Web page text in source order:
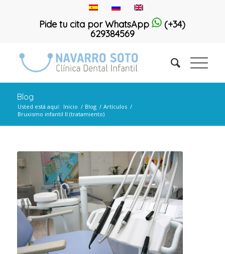
Pide tu cita por WhatsApp
(+34)
629384569
Blog
Usted está aquí: Inicio / Blog / Artículos /
Bruxismo infantil II (tratamiento)